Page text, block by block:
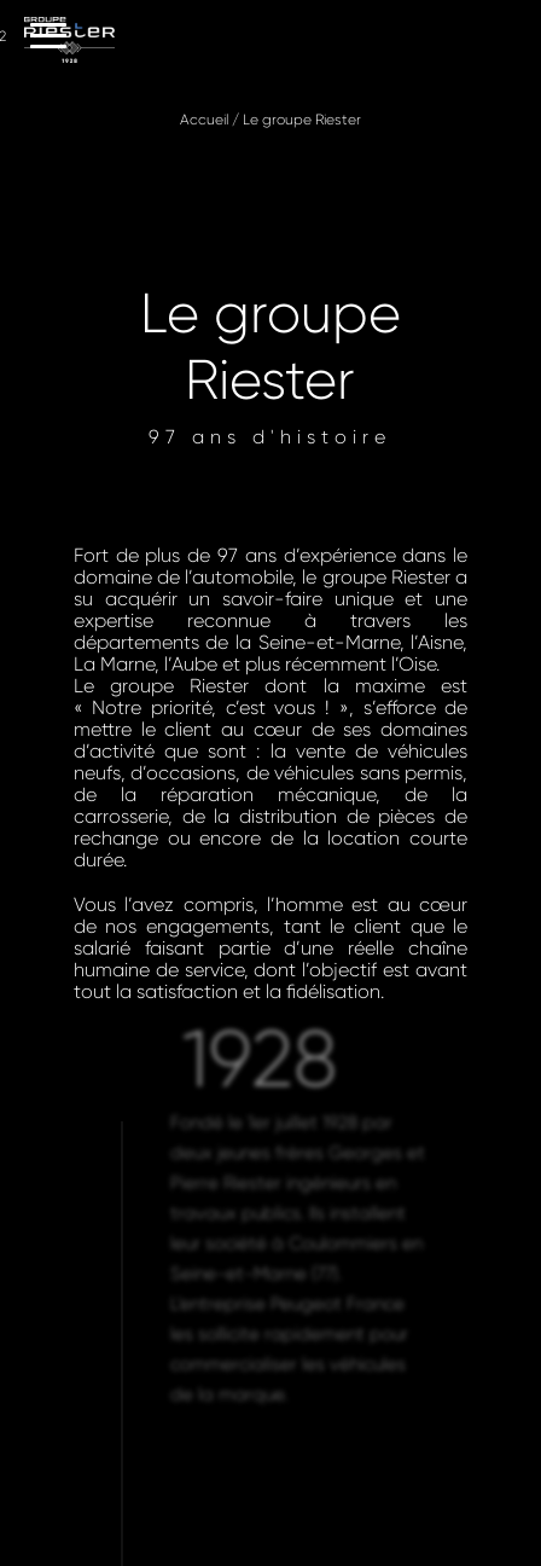
Accueil / Le groupe Riester
Le groupe
Riester
97 ans d'histoire
Fort de plus de 97 ans d’expérience dans le
domaine de l’automobile, le groupe Riester a
su acquérir un savoir-faire unique et une
expertise reconnue à travers les
départements de la Seine-et-Marne, l’Aisne,
La Marne, l’Aube et plus récemment l’Oise.
Le groupe Riester dont la maxime est
« Notre priorité, c’est vous ! », s’efforce de
mettre le client au cœur de ses domaines
d’activité que sont : la vente de véhicules
neufs, d’occasions, de véhicules sans permis,
de la réparation mécanique, de la
carrosserie, de la distribution de pièces de
rechange ou encore de la location courte
durée.
Vous l’avez compris, l’homme est au cœur
de nos engagements, tant le client que le
salarié faisant partie d’une réelle chaîne
humaine de service, dont l’objectif est avant
tout la satisfaction et la fidélisation.
1928
Fondé le 1er juillet 1928 par
deux jeunes frères Georges et
Pierre Riester ingénieurs en
travaux publics. Ils installent
leur société à Coulommiers en
Seine-et-Marne (77).
L’entreprise Peugeot France
les sollicite rapidement pour
commercialiser les véhicules
de la marque.